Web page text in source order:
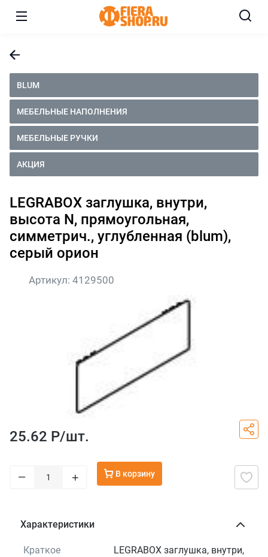
BLUM
МЕБЕЛЬНЫЕ НАПОЛНЕНИЯ
МЕБЕЛЬНЫЕ РУЧКИ
АКЦИЯ
LEGRABOX заглушка, внутри,
высота N, прямоугольная,
симметрич., углубленная (blum),
серый орион
Артикул: 4129500
25.62 Р/шт.
– + В корзину
Характеристики
Краткое
LEGRABOX заглушка, внутри,